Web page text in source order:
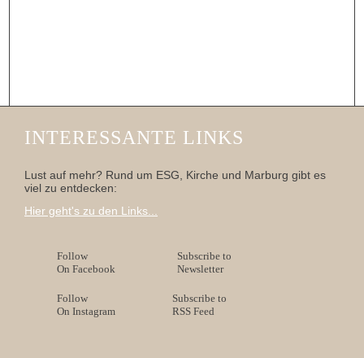
INTERESSANTE LINKS
Lust auf mehr? Rund um ESG, Kirche und Marburg gibt es
viel zu entdecken:
Hier geht's zu den Links...
Follow
On Facebook
Subscribe to
Newsletter
Follow
On Instagram
Subscribe to
RSS Feed